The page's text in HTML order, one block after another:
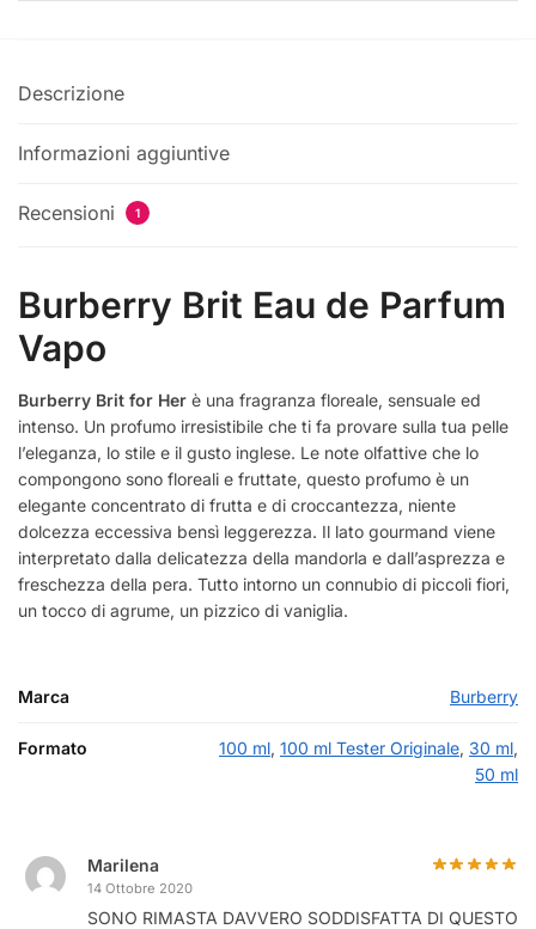
Descrizione
Informazioni aggiuntive
Recensioni 1
Burberry Brit Eau de Parfum
Vapo
Burberry Brit for Her è una fragranza floreale, sensuale ed
intenso. Un profumo irresistibile che ti fa provare sulla tua pelle
l’eleganza, lo stile e il gusto inglese. Le note olfattive che lo
compongono sono floreali e fruttate, questo profumo è un
elegante concentrato di frutta e di croccantezza, niente
dolcezza eccessiva bensì leggerezza. Il lato gourmand viene
interpretato dalla delicatezza della mandorla e dall’asprezza e
freschezza della pera. Tutto intorno un connubio di piccoli fiori,
un tocco di agrume, un pizzico di vaniglia.
Marca Burberry
Formato 100 ml, 100 ml Tester Originale, 30 ml,
50 ml
Marilena
14 Ottobre 2020
SONO RIMASTA DAVVERO SODDISFATTA DI QUESTO